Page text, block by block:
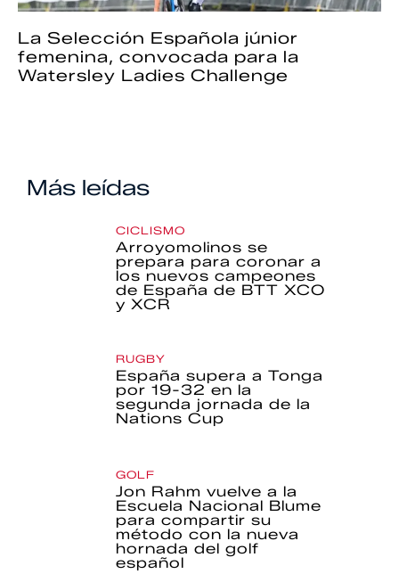
La Selección Española júnior
femenina, convocada para la
Watersley Ladies Challenge
Más leídas
CICLISMO
Arroyomolinos se
prepara para coronar a
los nuevos campeones
de España de BTT XCO
y XCR
RUGBY
España supera a Tonga
por 19-32 en la
segunda jornada de la
Nations Cup
GOLF
Jon Rahm vuelve a la
Escuela Nacional Blume
para compartir su
método con la nueva
hornada del golf
español